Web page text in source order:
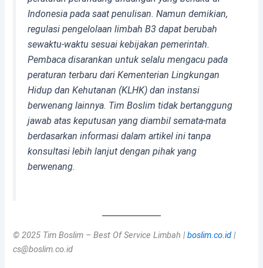
Indonesia pada saat penulisan. Namun demikian,
regulasi pengelolaan limbah B3 dapat berubah
sewaktu-waktu sesuai kebijakan pemerintah.
Pembaca disarankan untuk selalu mengacu pada
peraturan terbaru dari Kementerian Lingkungan
Hidup dan Kehutanan (KLHK) dan instansi
berwenang lainnya. Tim Boslim tidak bertanggung
jawab atas keputusan yang diambil semata-mata
berdasarkan informasi dalam artikel ini tanpa
konsultasi lebih lanjut dengan pihak yang
berwenang.
© 2025 Tim Boslim – Best Of Service Limbah |boslim.co.id |
cs@boslim.co.id